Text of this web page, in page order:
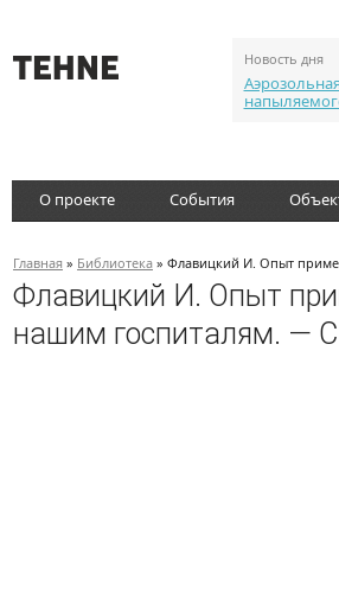
Новость дня
О проекте События
Главная » Библиотека » Флавицкий И. Опыт
Флавицкий И. Опыт
нашим госпиталям. —